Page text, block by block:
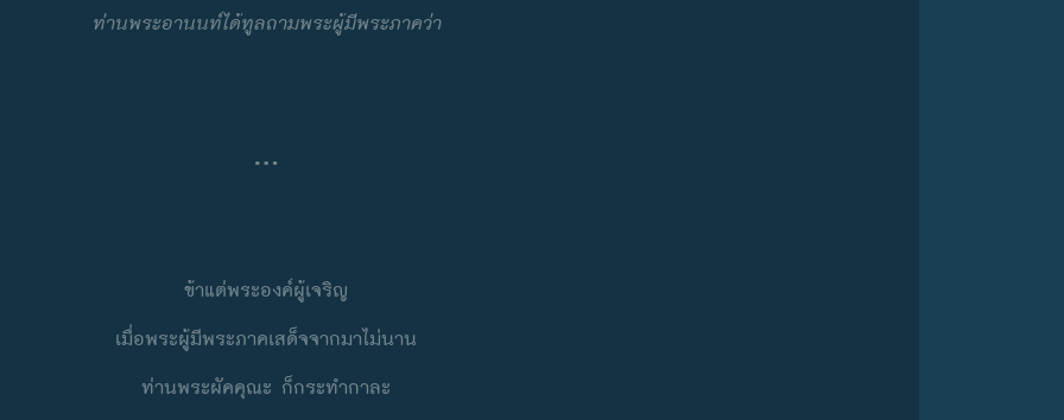
ท่านพระอานนท์ได้ทูลถามพระผู้มีพระภาคว่า
…
ข้าแต่พระองค์ผู้เจริญ
เมื่อพระผู้มีพระภาคเสด็จจากมาไม่นาน
ท่านพระผัคคุณะ ก็กระทำกาละ